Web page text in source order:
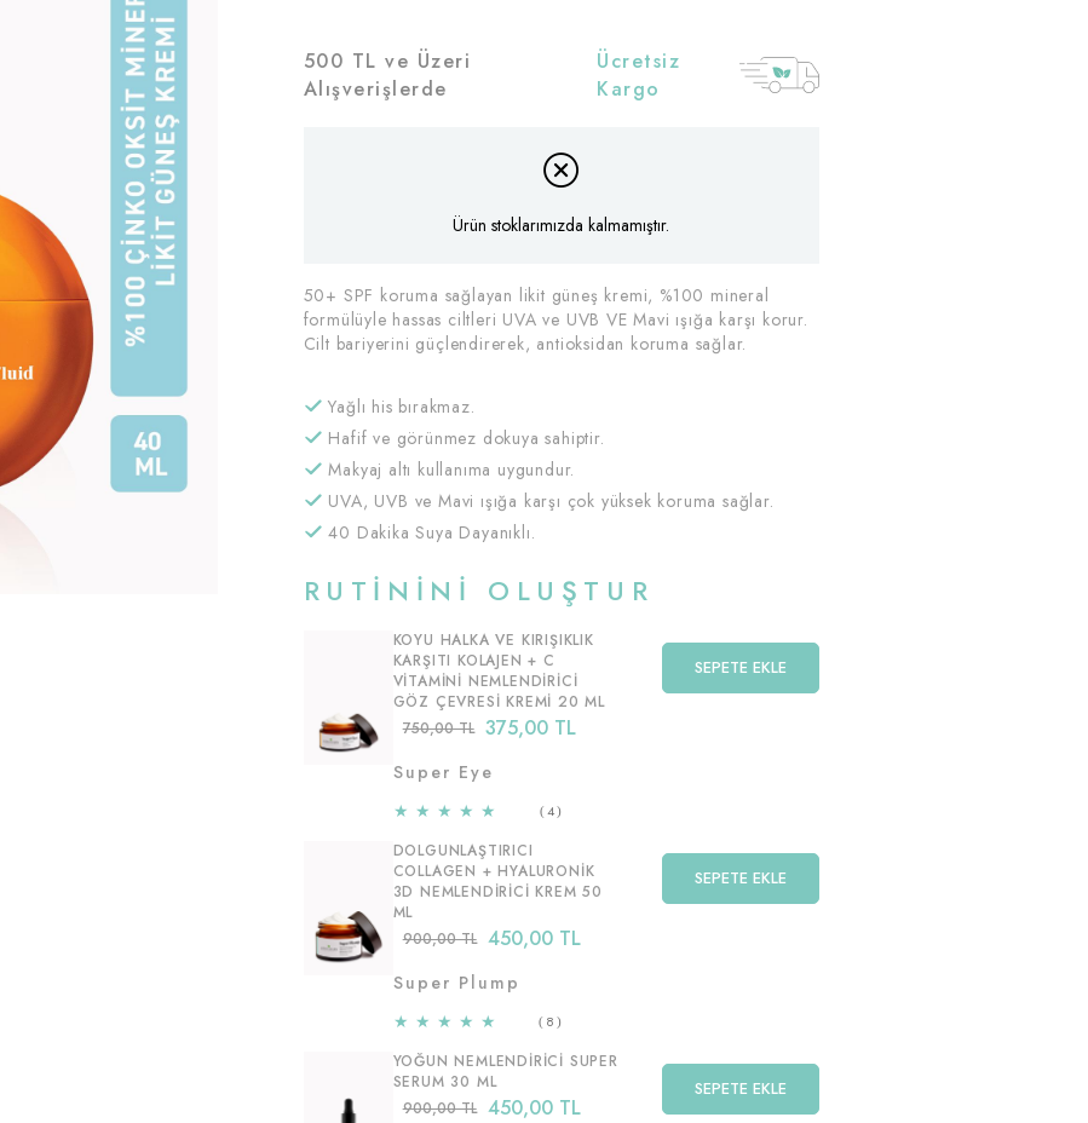
500 TL ve Üzeri
Alışverişlerde
Ücretsiz
Kargo
Ürün stoklarımızda kalmamıştır.
50+ SPF koruma sağlayan likit güneş kremi, %100 mineral
formülüyle hassas ciltleri UVA ve UVB VE Mavi ışığa karşı korur.
Cilt bariyerini güçlendirerek, antioksidan koruma sağlar.
Yağlı his bırakmaz.
Hafif ve görünmez dokuya sahiptir.
Makyaj altı kullanıma uygundur.
UVA, UVB ve Mavi ışığa karşı çok yüksek koruma sağlar.
40 Dakika Suya Dayanıklı.
RUTININI OLUŞTUR
KOYU HALKA VE KIRIŞIKLIK
KARŞITI KOLAJEN + C
VITAMINI NEMLENDIRICI
GÖZ ÇEVRESI KREMI 20 ML
4
375,00 TL
750,00 TL
Super Eye
★ ★ ★ ★ ★
SEPETE EKLE
DOLGUNLAŞTIRICI
COLLAGEN + HYALURONIK
3D NEMLENDIRICI KREM 50
ML
8
450,00 TL
900,00 TL
Super Plump
★ ★ ★ ★ ★
SEPETE EKLE
YOĞUN NEMLENDIRICI SUPER
SERUM 30 ML
450,00 TL
900,00 TL
SEPETE EKLE